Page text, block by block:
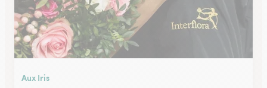
Aux Iris